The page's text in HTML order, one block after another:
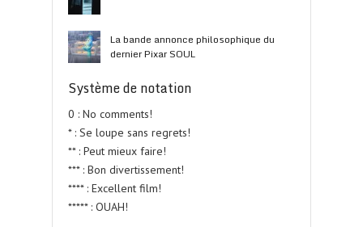
La bande annonce philosophique du
dernier Pixar SOUL
Système de notation
0 : No comments!
* : Se loupe sans regrets!
** : Peut mieux faire!
*** : Bon divertissement!
**** : Excellent film!
***** : OUAH!